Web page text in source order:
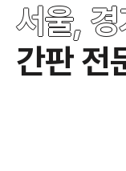
서울,
간판 전